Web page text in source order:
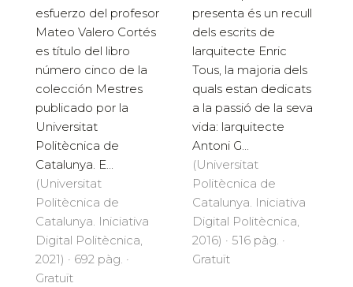
esfuerzo del profesor
Mateo Valero Cortés
es título del libro
número cinco de la
colección Mestres
publicado por la
Universitat
Politècnica de
Catalunya. E...
(Universitat
Politècnica de
Catalunya. Iniciativa
Digital Politècnica,
2021) · 692 pàg. ·
Gratuït
presenta és un recull
dels escrits de
larquitecte Enric
Tous, la majoria dels
quals estan dedicats
a la passió de la seva
vida: larquitecte
Antoni G...
(Universitat
Politècnica de
Catalunya. Iniciativa
Digital Politècnica,
2016) · 516 pàg. ·
Gratuït